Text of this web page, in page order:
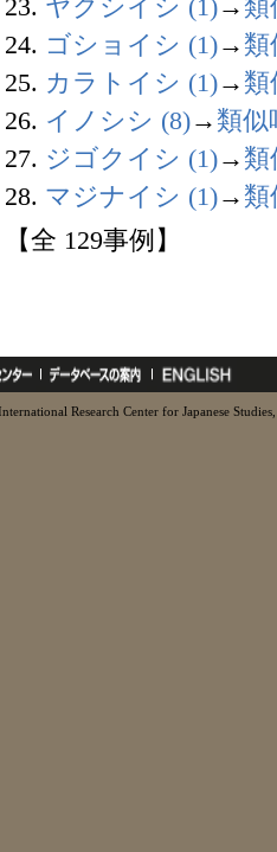
23. ヤクシイシ (1)→ 類
24. ゴショイシ (1)→ 類
25. カラトイシ (1)→ 類
26. イノシシ (8)→ 類似
27. ジゴクイシ (1)→ 類
28. マジナイシ (1)→ 類
【全 129事例】
Research Center for Japanese